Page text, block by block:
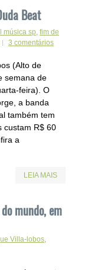
Beat
música sp fim de
3 comentários
(Alto de
semana de
feira). O
a banda
também tem
custam R$ 60
a
LEIA MAIS
mundo, em
Villa-lobos